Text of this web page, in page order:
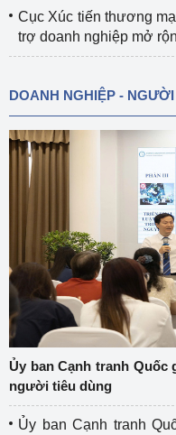
Cục Xúc tiến thương
trợ doanh nghiệp mở
DOANH NGHIỆP -
Ủy ban Cạnh tranh Quốc
người tiêu dùng
Ủy ban Cạnh tranh